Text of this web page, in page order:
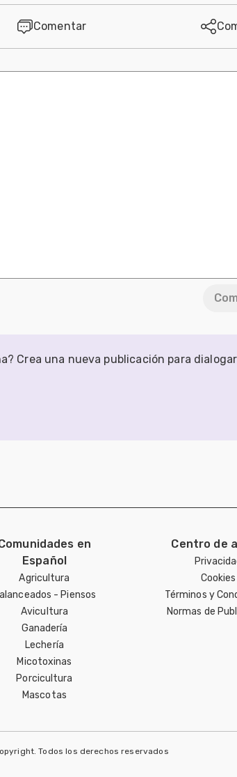
Comentar
Crea una nueva publicación para
en
Español
Agricultura
- Piensos
Avicultura
Ganadería
Lechería
Micotoxinas
Porcicultura
Mascotas
Centro de
Cookies
Términos y
Normas de
Todos los derechos reservados